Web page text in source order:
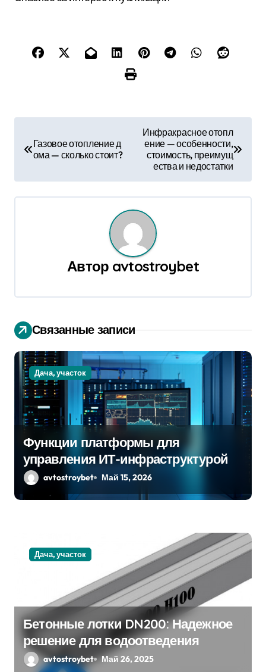
в
и
и
я
п
о
з
а
п
и
с
Газовое отопление д
ома — сколько стоит?
Инфракрасное отопл
ение — особенности,
стоимость, преимущ
ества и недостатки
Автор avtostroybet
Связанные записи
Дача, участок
Функции платформы для
управления ИТ-инфраструктурой
avtostroybet Май 15, 2026
Дача, участок
Бетонные лотки DN200: Надежное
решение для водоотведения
avtostroybet Май 26, 2025